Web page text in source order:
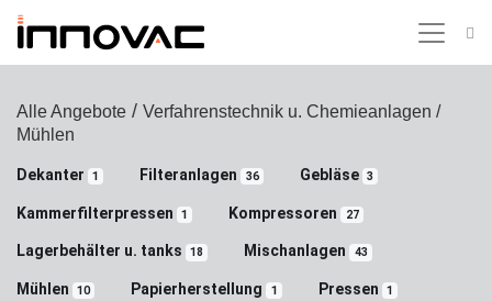
Alle Angebote / Verfahrenstechnik u. Chemieanlagen /
Mühlen
Dekanter 1 Filteranlagen 36 Gebläse 3
Kammerfilterpressen 1 Kompressoren 27
Lagerbehälter u. tanks 18 Mischanlagen 43
Mühlen 10 Papierherstellung 1 Pressen 1